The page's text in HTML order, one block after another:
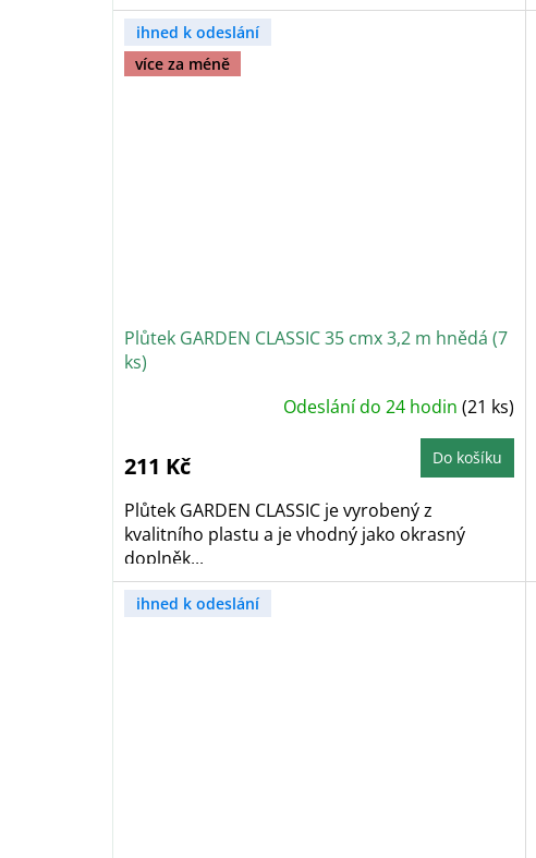
ihned k odeslání
více za méně
Plůtek GARDEN CLASSIC 35 cmx 3,2 m hnědá (7
ks)
4,8
z
hvězdiček.
Odeslání do 24 hodin (21 ks)
211 Kč Do košíku
Plůtek GARDEN CLASSIC je vyrobený z
kvalitního plastu a je vhodný jako okrasný
doplněk...
ihned k odeslání